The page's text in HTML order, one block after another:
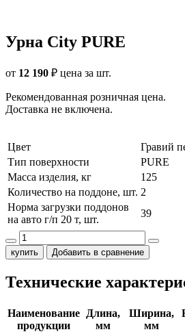
Урна City PURE
от 12 190 ₽ цена за шт.
Рекомендованная розничная цена.
Доставка не включена.
Цвет
Гравий
Тип поверхности
PURE
Масса изделия, кг
125
Количество на поддоне, шт. 2
Норма загрузки поддонов
на авто г/п 20 т, шт.
39
купить Добавить в сравнение
Технические
Наименование
продукции
Длина,
мм
Ширина,
мм